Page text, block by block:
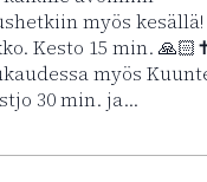
myös
Kesto 15 min.
myös
30 min. ja…
Kesän